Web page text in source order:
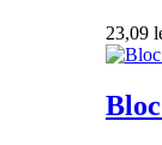
23,09